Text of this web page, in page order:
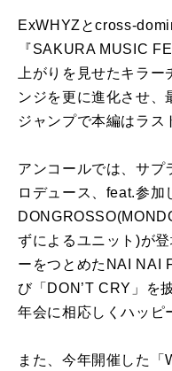
ExWHYZとcross-
『SAKURA MUSIC
上がりを見せたキラ
ンジを更に進化させ、
ジャンプで本編はラス
アンコールでは、サプ
ロデュース、feat.参加
ずによるユニット)が
ーをつとめたNAI NAI
び「DON’T CRY」を
年会に相応しくハッピ
また、今年開催した